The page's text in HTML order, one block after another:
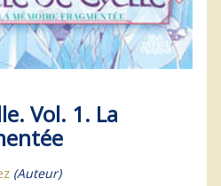
Vol. 1. La
(Auteur)